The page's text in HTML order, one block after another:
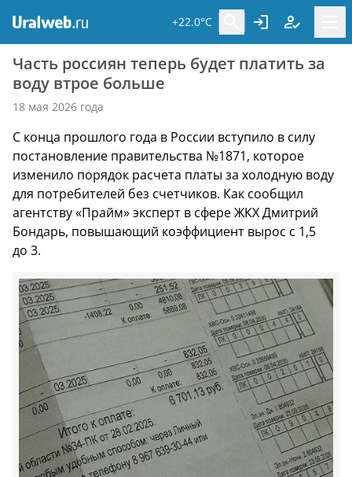
+22.0°C
Часть россиян теперь будет платить за
воду втрое больше
18 мая 2026 года
С конца прошлого года в России вступило в силу
постановление правительства №1871, которое
изменило порядок расчета платы за холодную воду
для потребителей без счетчиков. Как сообщил
агентству «Прайм» эксперт в сфере ЖКХ Дмитрий
Бондарь, повышающий коэффициент вырос с 1,5
до 3.